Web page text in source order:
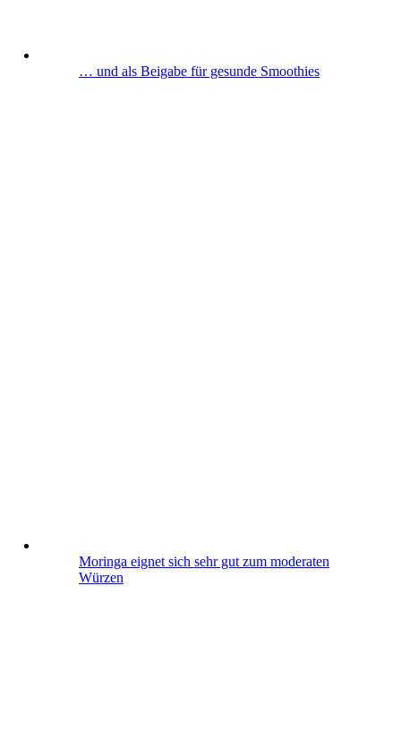
… und als Beigabe für gesunde Smoothies
Moringa eignet sich sehr gut zum moderaten
Würzen